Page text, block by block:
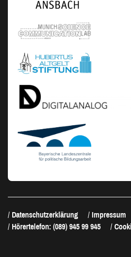
Datenschutzerklärung
Impressum
Hörertelefon: (089) 945 99 945